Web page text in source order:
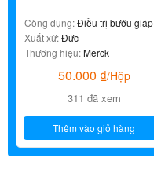
Công dụng:Điều trị bướu giáp
Xuất xứ:Đức
Thương hiệu:Merck
50.000 ₫/Hộp
311 đã xem
Thêm vào giỏ hàng